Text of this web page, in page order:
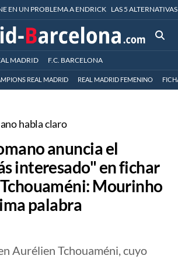
EN UN PROBLEMA A ENDRICK LAS 5
MADRID F.C. BARCELONA
REAL MADRID REAL MADRID FEMENINO
habla claro
anuncia el
interesado" en fichar
Mourinho
palabra
Aurélien Tchouaméni, cuyo